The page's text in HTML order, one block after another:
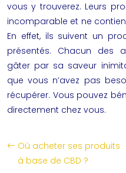
vous y trouverez. Leurs
incomparable et ne
En effet, ils suivent un
présentés. Chacun des
gâter par sa saveur
que vous n’avez pas
récupérer. Vous pouvez
directement chez vous.
Où acheter ses produits
à base de CBD ?